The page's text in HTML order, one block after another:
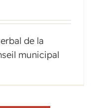
de la
municipal